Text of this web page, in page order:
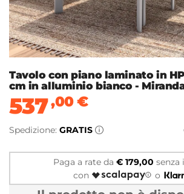
Tavolo con piano laminato in
cm in alluminio bianco -
537,00€
Spedizione: GRATIS
Paga a rate da € 179,00 senza
con
o